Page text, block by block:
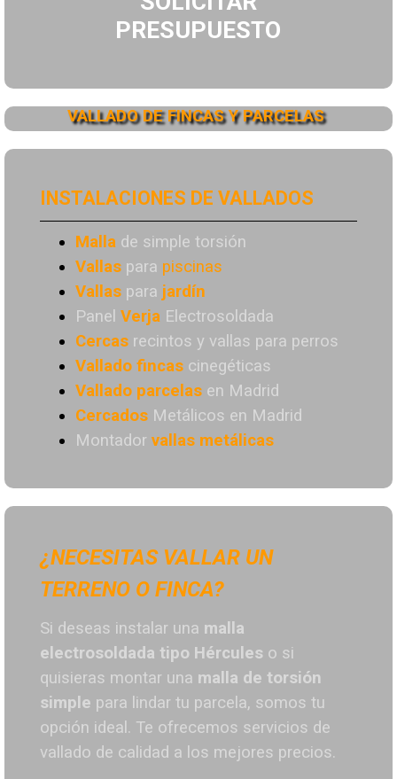
PRESUPUESTO
VALLADO DE FINCAS Y PARCELAS
INSTALACIONES DE VALLADOS
Malla de simple torsión
Vallas para piscinas
Vallas para jardín
Panel Verja Electrosoldada
Cercas recintos y vallas para perros
Vallado fincas cinegéticas
Vallado parcelas en Madrid
Cercados Metálicos en Madrid
Montador vallas metálicas
¿NECESITAS VALLAR UN
TERRENO O FINCA?
Si deseas instalar una malla
electrosoldada tipo Hércules o si
quisieras montar una malla de torsión
simple para lindar tu parcela, somos tu
opción ideal. Te ofrecemos servicios de
vallado de calidad a los mejores precios.